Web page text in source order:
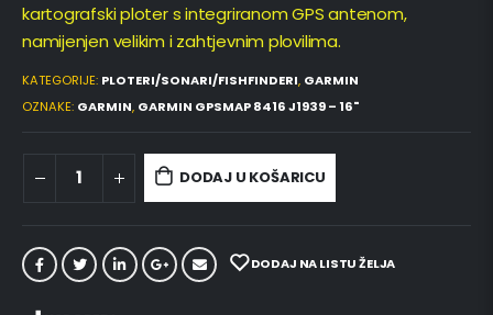
kartografski ploter s integriranom GPS antenom,
namijenjen velikim i zahtjevnim plovilima.
KATEGORIJE: PLOTERI/SONARI/FISHFINDERI, GARMIN
OZNAKE: GARMIN, GARMIN GPSMAP 8416 J1939 – 16"
DODAJ U KOŠARICU
DODAJ NA LISTU ŽELJA